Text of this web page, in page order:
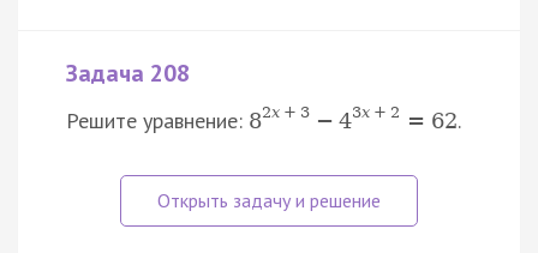
Задача 208
Решите уравнение: 82x + 3 − 43x + 2 = 62.